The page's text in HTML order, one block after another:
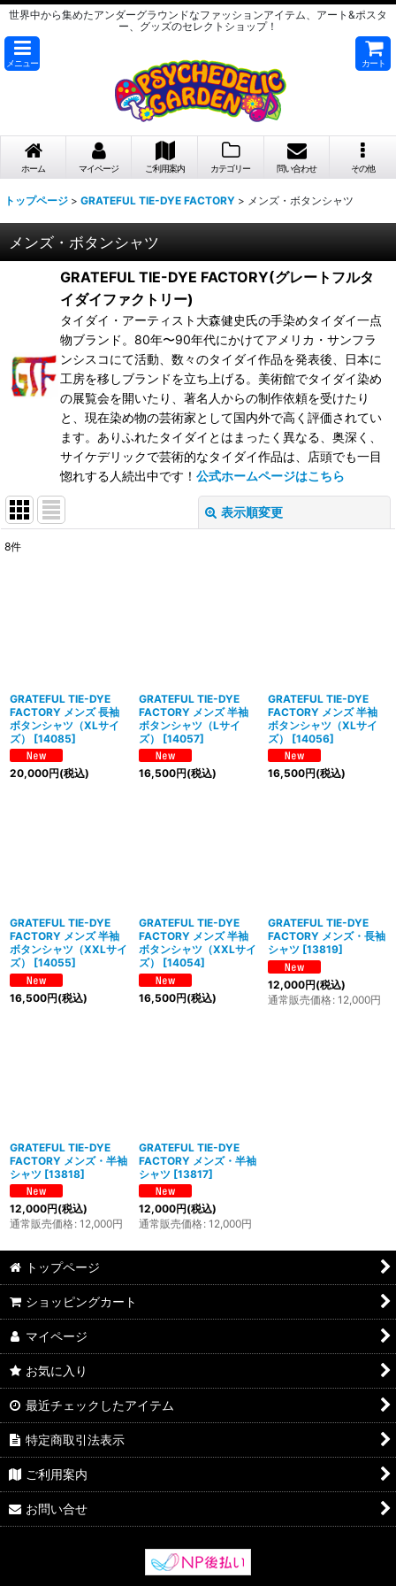
世界中から集めたアンダーグラウンドなファッションアイテム、アート&ポスタ
ー、グッズのセレクトショップ！
メニュー カート
ホーム マイページ ご利用案内 カテゴリー 問い合わせ その他
トップページ > GRATEFUL TIE-DYE FACTORY > メンズ・ボタンシャツ
メンズ・ボタンシャツ
GRATEFUL TIE-DYE FACTORY(グレートフルタ
イダイファクトリー)
タイダイ・アーティスト大森健史氏の手染めタイダイ一点
物ブランド。80年〜90年代にかけてアメリカ・サンフラ
ンシスコにて活動、数々のタイダイ作品を発表後、日本に
工房を移しブランドを立ち上げる。美術館でタイダイ染め
の展覧会を開いたり、著名人からの制作依頼を受けたり
と、現在染め物の芸術家として国内外で高く評価されてい
ます。ありふれたタイダイとはまったく異なる、奥深く、
サイケデリックで芸術的なタイダイ作品は、店頭でも一目
惚れする人続出中です！ 公式ホームページはこちら
表示順変更
8件
GRATEFUL TIE-DYE
FACTORY メンズ 長袖
ボタンシャツ（XLサイ
ズ）
[14085]
20,000円(税込)
GRATEFUL TIE-DYE
FACTORY メンズ 半袖
ボタンシャツ（Lサイ
ズ）
[14057]
16,500円(税込)
GRATEFUL TIE-DYE
FACTORY メンズ 半袖
ボタンシャツ（XLサイ
ズ）
[14056]
16,500円(税込)
GRATEFUL TIE-DYE
FACTORY メンズ 半袖
ボタンシャツ（XXLサイ
ズ）
[14055]
16,500円(税込)
GRATEFUL TIE-DYE
FACTORY メンズ 半袖
ボタンシャツ（XXLサイ
ズ）
[14054]
16,500円(税込)
GRATEFUL TIE-DYE
FACTORY メンズ・長袖
シャツ [13819]
12,000円(税込)
通常販売価格: 12,000円
GRATEFUL TIE-DYE
FACTORY メンズ・半袖
シャツ [13818]
12,000円(税込)
通常販売価格: 12,000円
GRATEFUL TIE-DYE
FACTORY メンズ・半袖
シャツ [13817]
12,000円(税込)
通常販売価格: 12,000円
トップページ
ショッピングカート
マイページ
お気に入り
最近チェックしたアイテム
特定商取引法表示
ご利用案内
お問い合せ